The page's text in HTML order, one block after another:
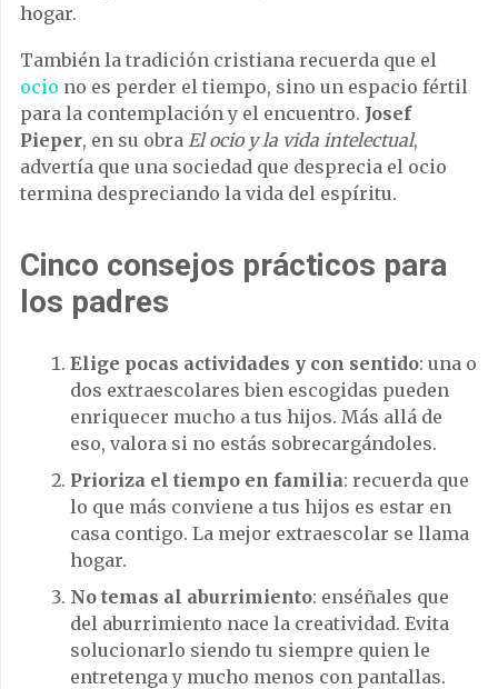
hogar.
También la tradición cristiana recuerda que el
ocio no es perder el tiempo, sino un espacio fértil
para la contemplación y el encuentro. Josef
Pieper, en su obra El ocio y la vida intelectual,
advertía que una sociedad que desprecia el ocio
termina despreciando la vida del espíritu.
Cinco consejos prácticos para
los padres
Elige pocas actividades y con sentido: una o
dos extraescolares bien escogidas pueden
enriquecer mucho a tus hijos. Más allá de
eso, valora si no estás sobrecargándoles.
Prioriza el tiempo en familia: recuerda que
lo que más conviene a tus hijos es estar en
casa contigo. La mejor extraescolar se llama
hogar.
No temas al aburrimiento: enséñales que
del aburrimiento nace la creatividad. Evita
solucionarlo siendo tu siempre quien le
entretenga y mucho menos con pantallas.